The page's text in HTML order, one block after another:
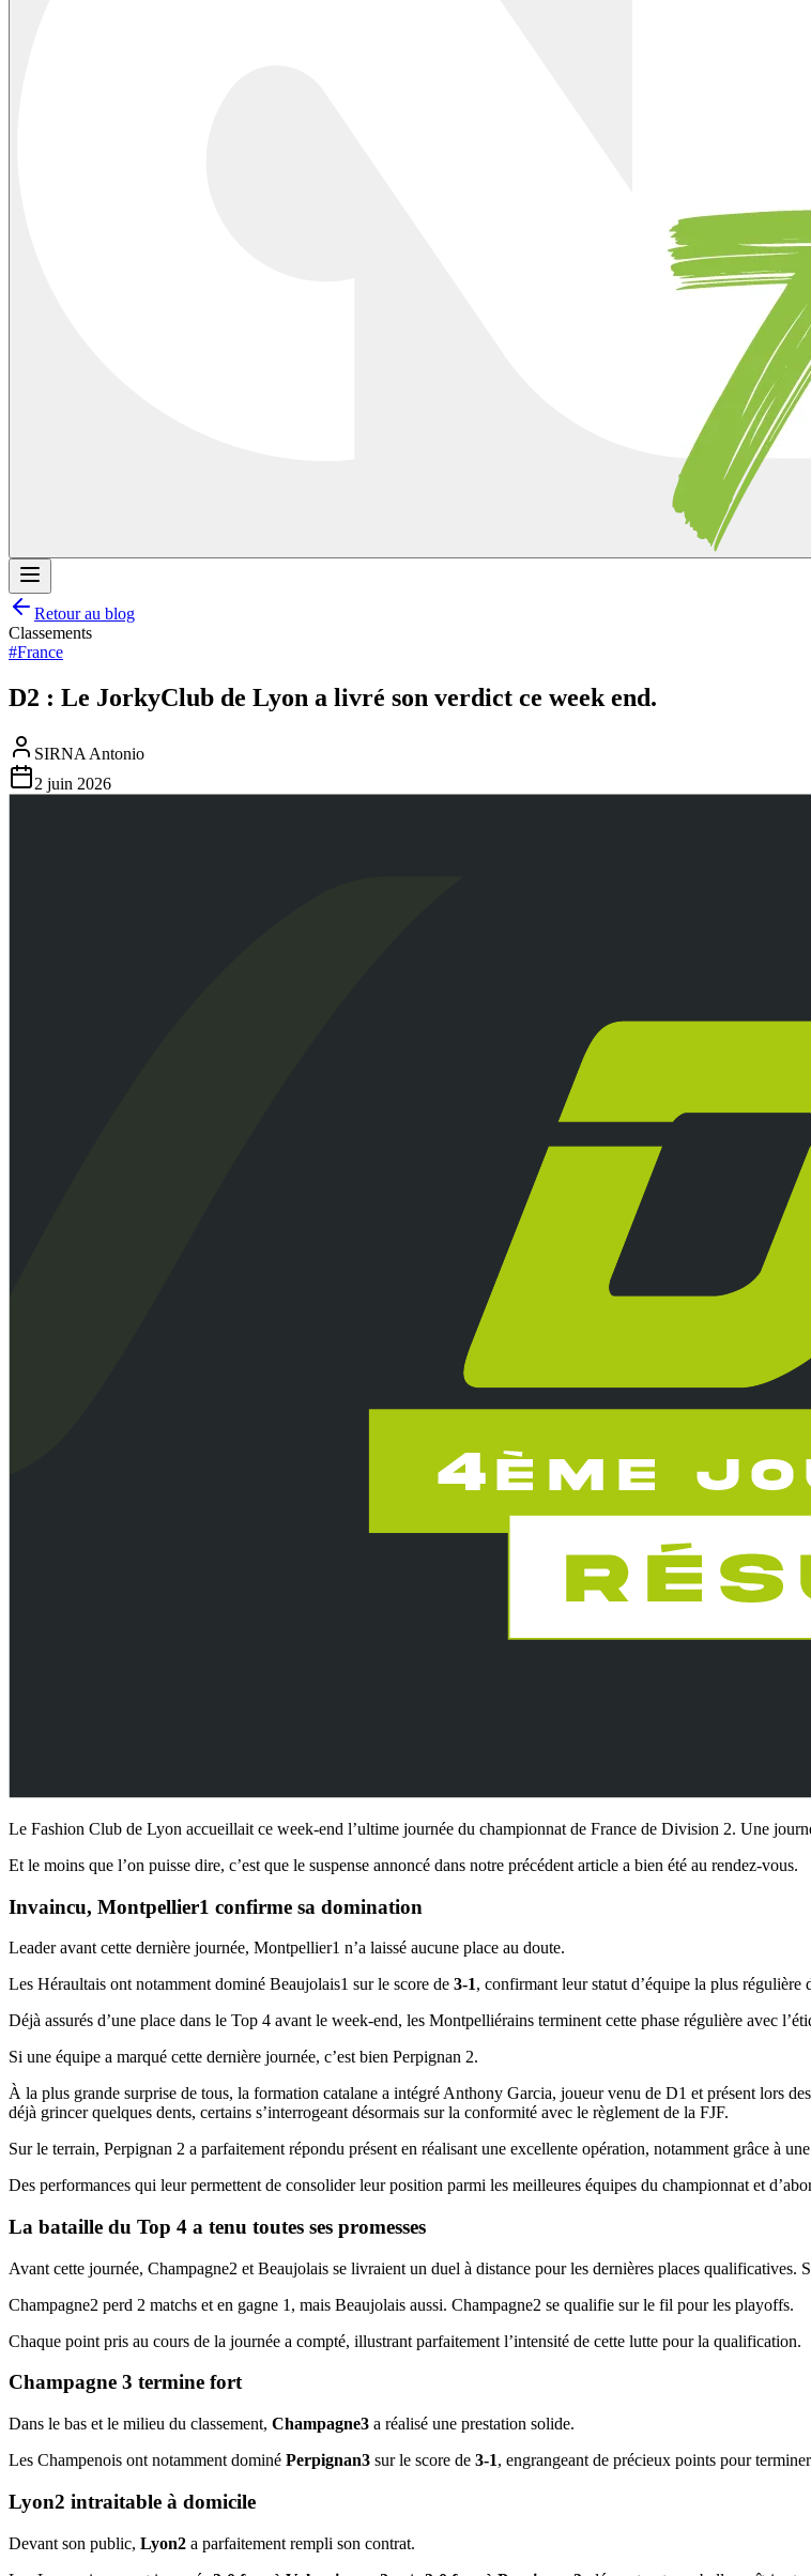
Retour au blog
Classements
#France
D2 : Le JorkyClub de Lyon a livré son verdict ce week end.
SIRNA Antonio
2 juin 2026
Le Fashion Club de Lyon accueillait ce week-end l’ultime journée du championnat de France de Division 2. Une
Et le moins que l’on puisse dire, c’est que le suspense annoncé dans notre précédent article a bien été au rendez-vous.
Invaincu, Montpellier1 confirme sa domination
Leader avant cette dernière journée, Montpellier1 n’a laissé aucune place au doute.
Les Héraultais ont notamment dominé Beaujolais1 sur le score de 3-1, confirmant leur statut d’équipe la plus régulière
Déjà assurés d’une place dans le Top 4 avant le week-end, les Montpelliérains terminent cette phase régulière avec
Si une équipe a marqué cette dernière journée, c’est bien Perpignan 2.
À la plus grande surprise de tous, la formation catalane a intégré Anthony Garcia, joueur venu de D1 et présent lors
déjà grincer quelques dents, certains s’interrogeant désormais sur la conformité avec le règlement de la FJF.
Sur le terrain, Perpignan 2 a parfaitement répondu présent en réalisant une excellente opération, notamment grâce à
Des performances qui leur permettent de consolider leur position parmi les meilleures équipes du championnat et
La bataille du Top 4 a tenu toutes ses promesses
Avant cette journée, Champagne2 et Beaujolais se livraient un duel à distance pour les dernières places qualificatives.
Champagne2 perd 2 matchs et en gagne 1, mais Beaujolais aussi. Champagne2 se qualifie sur le fil pour les playoffs.
Chaque point pris au cours de la journée a compté, illustrant parfaitement l’intensité de cette lutte pour la qualification.
Champagne 3 termine fort
Dans le bas et le milieu du classement, Champagne3 a réalisé une prestation solide.
Les Champenois ont notamment dominé Perpignan3 sur le score de 3-1, engrangeant de précieux points pour
Lyon2 intraitable à domicile
Devant son public, Lyon2 a parfaitement rempli son contrat.